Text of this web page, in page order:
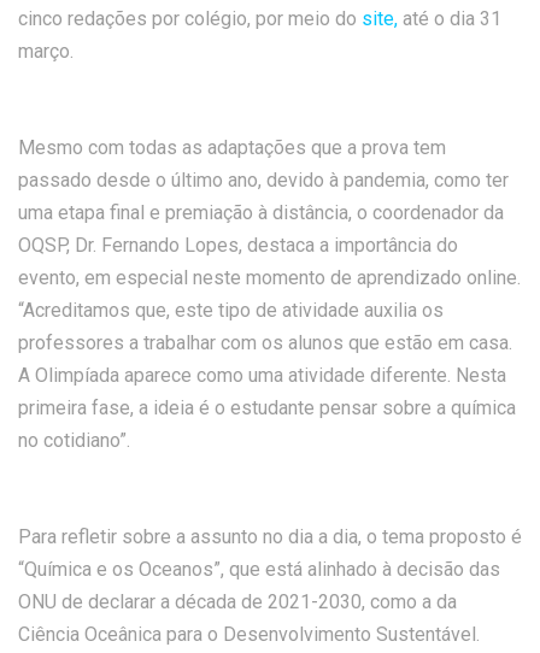
cinco redações por colégio, por meio do site, até o dia 31
março.
Mesmo com todas as adaptações que a prova tem
passado desde o último ano, devido à pandemia, como ter
uma etapa final e premiação à distância, o coordenador da
OQSP, Dr. Fernando Lopes, destaca a importância do
evento, em especial neste momento de aprendizado online.
“Acreditamos que, este tipo de atividade auxilia os
professores a trabalhar com os alunos que estão em casa.
A Olimpíada aparece como uma atividade diferente. Nesta
primeira fase, a ideia é o estudante pensar sobre a química
no cotidiano”.
Para refletir sobre a assunto no dia a dia, o tema proposto é
“Química e os Oceanos”, que está alinhado à decisão das
ONU de declarar a década de 2021-2030, como a da
Ciência Oceânica para o Desenvolvimento Sustentável.